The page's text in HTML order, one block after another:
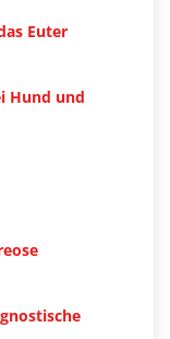
Euter
Hund und